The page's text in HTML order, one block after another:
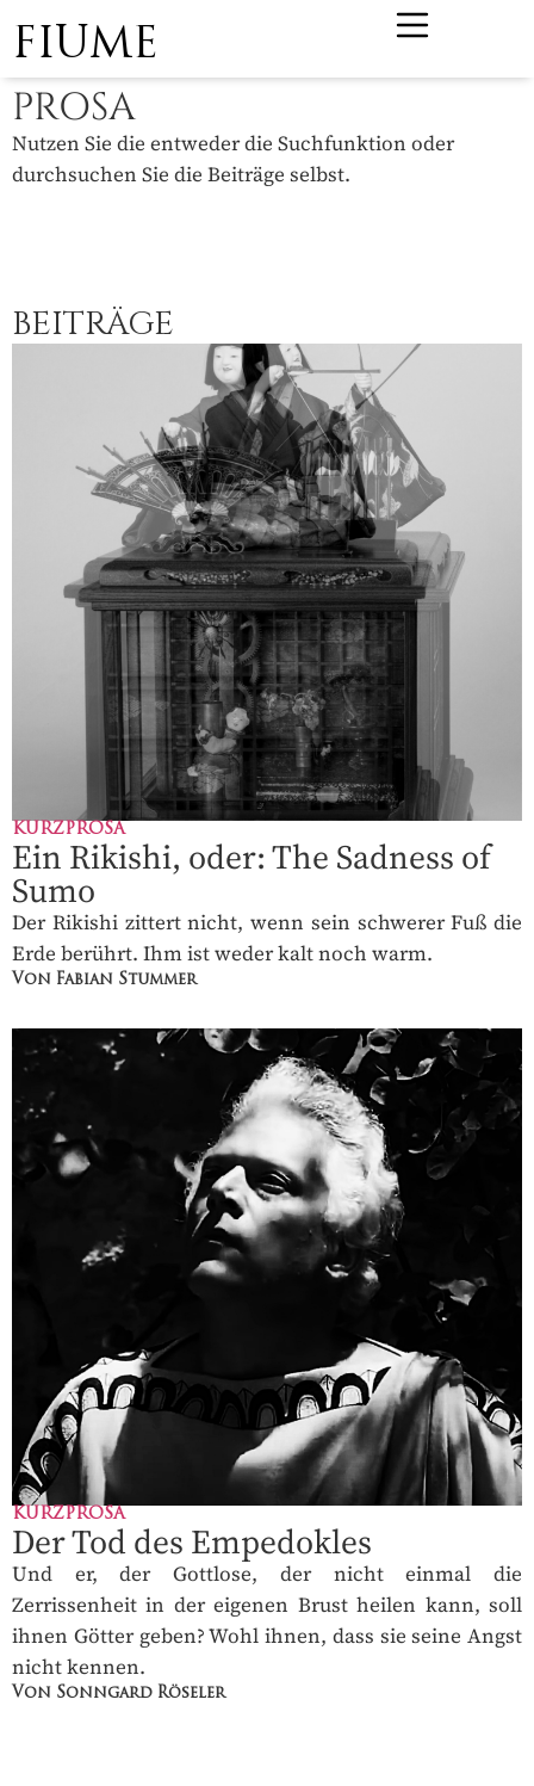
FIUME
PROSA
Nutzen Sie die entweder die Suchfunktion oder
durchsuchen Sie die Beiträge selbst.
BEITRÄGE
KURZPROSA
Ein Rikishi, oder: The Sadness of
Sumo
Der Rikishi zittert nicht, wenn sein schwerer Fuß die
Erde berührt. Ihm ist weder kalt noch warm.
Von Fabian Stummer
KURZPROSA
Der Tod des Empedokles
Und er, der Gottlose, der nicht einmal die
Zerrissenheit in der eigenen Brust heilen kann, soll
ihnen Götter geben? Wohl ihnen, dass sie seine Angst
nicht kennen.
Von Sonngard Röseler